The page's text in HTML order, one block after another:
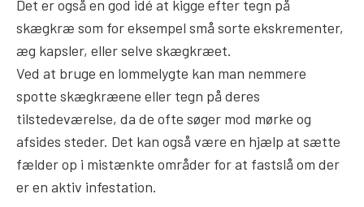
Det er også en god idé at kigge efter tegn på
skægkræ som for eksempel små sorte ekskrementer,
æg kapsler, eller selve skægkræet.
Ved at bruge en lommelygte kan man nemmere
spotte skægkræene eller tegn på deres
tilstedeværelse, da de ofte søger mod mørke og
afsides steder. Det kan også være en hjælp at sætte
fælder op i mistænkte områder for at fastslå om der
er en aktiv infestation.